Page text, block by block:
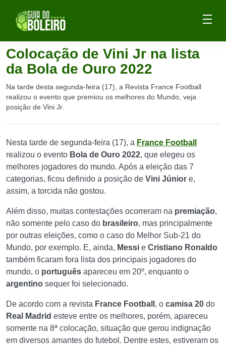
Colocação de Vini Jr na lista
da Bola de Ouro 2022
Na tarde desta segunda-feira (17), a Revista France Football
realizou o evento que premiou os melhores do Mundo, veja
posição de Vini Jr.
Nesta tarde de segunda-feira (17), a France Football
realizou o evento Bola de Ouro 2022, que elegeu os
melhores jogadores do mundo. Após a eleição das 7
categorias, ficou definido a posição de Vini Júnior e,
assim, a torcida não gostou.
Além disso, muitas contestações ocorreram na premiação,
não somente pelo caso do brasileiro, mas principalmente
por outras eleições, como o caso do Melhor Sub-21 do
Mundo, por exemplo. E, ainda, Messi e Cristiano Ronaldo
também ficaram fora lista dos principais jogadores do
mundo, o português apareceu em 20º, enquanto o
argentino sequer foi selecionado.
De acordo com a revista France Football , o camisa 20 do
Real Madrid esteve entre os melhores, porém, apareceu
somente na 8ª colocação, situação que gerou indignação
em diversos amantes do futebol. Dentre estes, estiveram os